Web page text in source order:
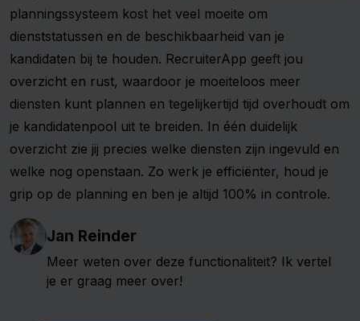
planningssysteem kost het veel moeite om
dienststatussen en de beschikbaarheid van je
kandidaten bij te houden. RecruiterApp geeft jou
overzicht en rust, waardoor je moeiteloos meer
diensten kunt plannen en tegelijkertijd tijd overhoudt om
je kandidatenpool uit te breiden. In één duidelijk
overzicht zie jij precies welke diensten zijn ingevuld en
welke nog openstaan. Zo werk je efficiënter, houd je
grip op de planning en ben je altijd 100% in controle.
Jan Reinder
Meer weten over deze functionaliteit? Ik vertel
je er graag meer over!